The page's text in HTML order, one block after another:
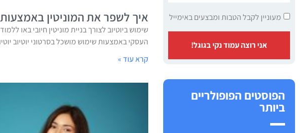
מעוניין לקבל הטבות ומבצעים באימייל
אני רוצה עמוד נקי בגוגל!
הפוסטים הפופולריים
ביותר
איך לשפר את המוניטין באמצעות
שימוש ביוטיוב לצורך בניית מוניטין חיובי באו
העסקי באמצעות שימוש מושכל בסרטוני יוטיוב
קרא עוד »